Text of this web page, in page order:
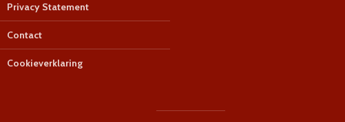
Privacy Statement
Contact
Cookieverklaring